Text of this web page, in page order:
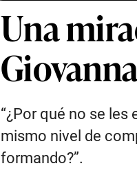
Una
“¿Por qué no se les
mismo nivel de
formando?”.